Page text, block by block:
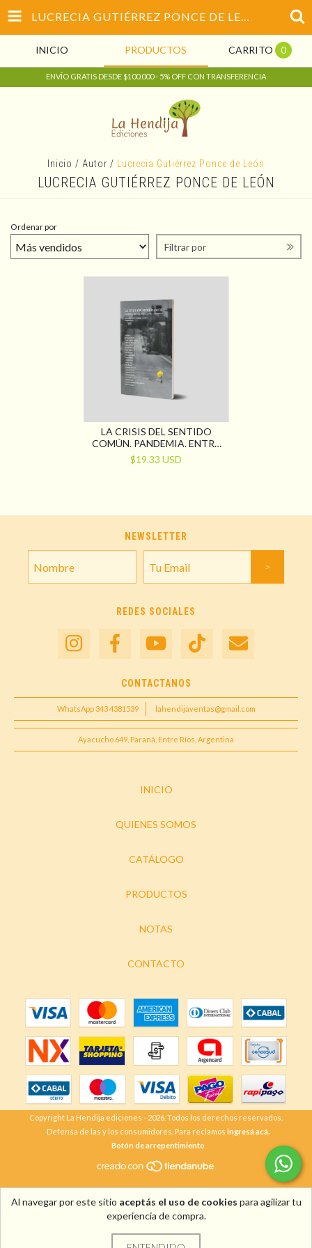
LUCRECIA GUTIÉRREZ PONCE DE LEÓN
INICIO PRODUCTOS CARRITO 0
ENVÍO GRATIS DESDE $100.000 - 5% OFF CON TRANSFERENCIA
Al navegar por este sitio aceptás el uso de cookies para agilizar tu
experiencia de compra.
Inicio / Autor / Lucrecia Gutiérrez Ponce de León
LUCRECIA GUTIÉRREZ PONCE DE LEÓN
Ordenar por
Filtrar por
LA CRISIS DEL SENTIDO
COMÚN. PANDEMIA. ENTRE
CONTROLES, GRIETAS Y
POTENCIAS
$19.33 USD
NEWSLETTER
REDES SOCIALES
CONTACTANOS
WhatsApp 343 4381539 lahendijaventas@gmail.com
Ayacucho 649, Paraná, Entre Ríos, Argentina
INICIO
QUIENES SOMOS
CATÁLOGO
PRODUCTOS
NOTAS
CONTACTO
Copyright La Hendija ediciones - 2026. Todos los derechos reservados.
Defensa de las y los consumidores. Para reclamos ingresá acá.
Botón de arrepentimiento